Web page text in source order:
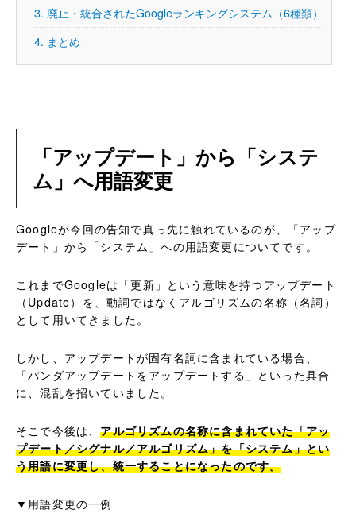
3. 廃止・統合されたGoogleランキングシステム（6種類）
4. まとめ
「アップデート」から「システ
ム」へ用語変更
Googleが今回の告知で真っ先に触れているのが、「アップ
デート」から「システム」への用語変更についてです。
これまでGoogleは「更新」という意味を持つアップデート
（Update）を、動詞ではなくアルゴリズムの名称（名詞）
として用いてきました。
しかし、アップデートが固有名詞に含まれている場合、
「パンダアップデートをアップデートする」といった具合
に、混乱を招いていました。
そこで今後は、アルゴリズムの名称に含まれていた「アッ
プデート／シグナル／アルゴリズム」を「システム」とい
う用語に変更し、統一することになったのです。
▼用語変更の一例